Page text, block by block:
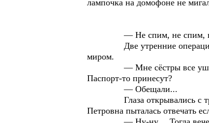
лампочка на домофоне не
— Не спим, не спим, в
Две утренние операции
миром.
— Мне сёстры все уши
Паспорт-то принесут?
— Обещали...
Глаза открывались с
Петровна пыталась отвечать